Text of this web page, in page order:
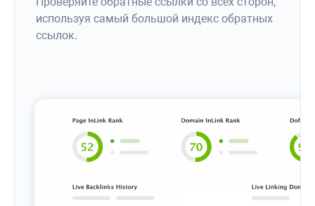
используя самый большой индекс обратных
ссылок.